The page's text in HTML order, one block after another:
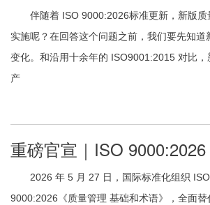
伴随着 ISO 9000:2026标准更新，新版
实施呢？在回答这个问题之前，我们要先知道
变化。和沿用十余年的 ISO9001:2015 对比
产
重磅官宣｜ISO 9000:2026
2026 年 5 月 27 日，国际标准化组织
9000:2026《质量管理 基础和术语》，全面